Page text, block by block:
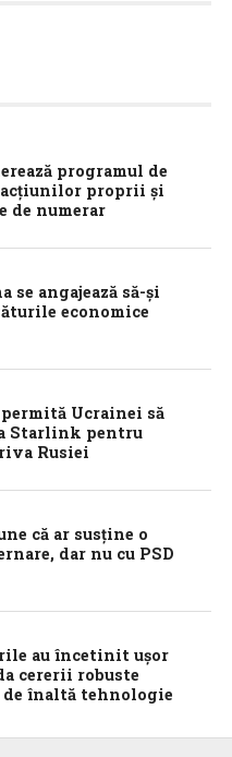
programul de
acţiunilor proprii şi
de numerar
se angajează să-şi
economice
Ucrainei să
Starlink pentru
Rusiei
că ar susţine o
dar nu cu PSD
au încetinit ușor
cererii robuste
înaltă tehnologie